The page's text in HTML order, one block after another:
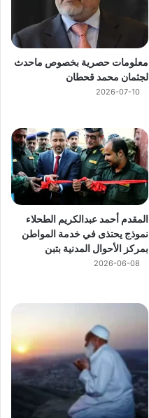
معلومات حصرية بخصوص ماحدث
لجثمان محمد قحطان
2026-07-10
المقدم أحمد عبدالكريم الطحلاء
نموذج يحتذى في خدمة المواطن
بمركز الأحوال المدنية بتبن
2026-06-08